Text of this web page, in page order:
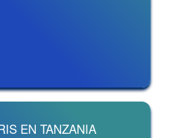
EN TANZANIA